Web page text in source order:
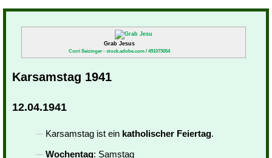
Grab Jesus
Corri Seizinger - stock.adobe.com / 491073054
Karsamstag 1941
12.04.1941
Karsamstag ist ein katholischer Feiertag.
Wochentag: Samstag